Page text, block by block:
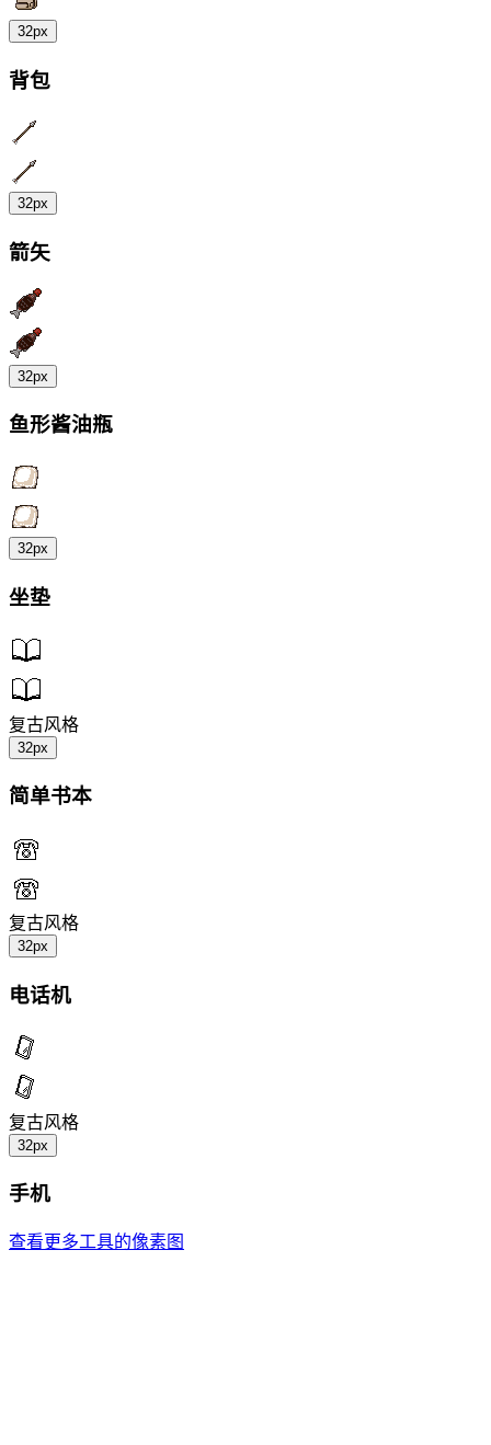
32px
背包
32px
箭矢
32px
鱼形酱油瓶
32px
坐垫
复古风格
32px
简单书本
复古风格
32px
电话机
复古风格
32px
手机
查看更多工具的像素图